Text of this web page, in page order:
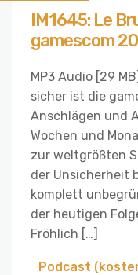
IM1645: Le
gamescom
MP3 Audio [29
sicher ist die
Anschlägen und
Wochen und
zur weltgrößten
der Unsicherheit
komplett
der heutigen
Fröhlich […]
Podcast